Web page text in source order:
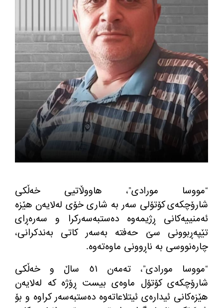
“مووسا مورادی”، هاووڵاتیی خەڵکی
شارۆچکەی کۆتۆلی سەر بە شاری خۆی لەلایەن هێزە
ئەمنییەکانی ڕژیمه‌وه‌ دەستبەسەرکرا و سەرەڕای
تێپەڕبوونی سێ حەفتە به‌سه‌ر كاتی به‌ندكرانی،
چارەنووسی به‌ ناڕوونی ماوه‌ته‌وه‌.
“مووسا مورادی”، تەمەن ٥١ ساڵ و خەڵکی
شارۆچکەی کۆتۆل ماوەی بیست ڕۆژە کە لەلایەن
هێزەکانی ئیدارەی ئیتلاعاتەوە دەستبەسەر کراوە و بۆ